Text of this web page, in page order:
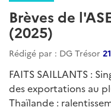
Brèves de
(2025)
Rédigé par : DG Trésor
FAITS SAILLANTS :
des exportations au
Thaïlande :